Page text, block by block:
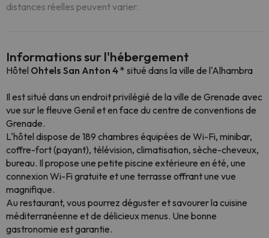
distances réelles peuvent varier.
Informations sur l'hébergement
Hôtel Ohtels San Anton 4 * situé dans la ville de l'Alhambra
Il est situé dans un endroit privilégié de la ville de Grenade avec
vue sur le fleuve Genil et en face du centre de conventions de
Grenade.
L'hôtel dispose de 189 chambres équipées de Wi-Fi, minibar,
coffre-fort (payant), télévision, climatisation, sèche-cheveux,
bureau. Il propose une petite piscine extérieure en été, une
connexion Wi-Fi gratuite et une terrasse offrant une vue
magnifique.
Au restaurant, vous pourrez déguster et savourer la cuisine
méditerranéenne et de délicieux menus. Une bonne
gastronomie est garantie.